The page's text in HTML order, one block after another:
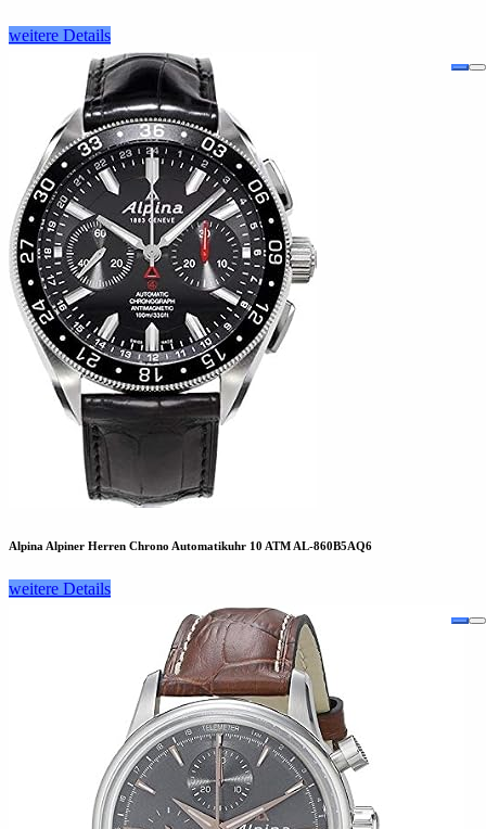
weitere Details
Alpina Alpiner Herren Chrono Automatikuhr 10 ATM AL-860B5AQ6
weitere Details